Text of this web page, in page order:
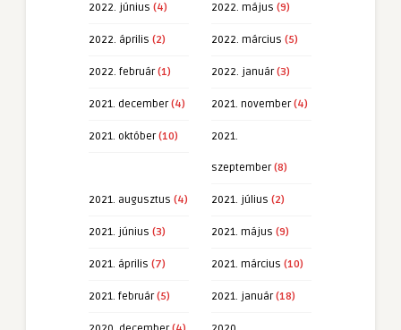
2022. június (4) 2022. május (9)
2022. április (2) 2022. március (5)
2022. február(1) 2022. január(3)
2021. december(4) 2021. november(4)
2021. október(10) 2021.
szeptember(8)
2021. augusztus (4) 2021. július (2)
2021. június (3) 2021. május (9)
2021. április (7) 2021. március (10)
2021. február(5) 2021. január(18)